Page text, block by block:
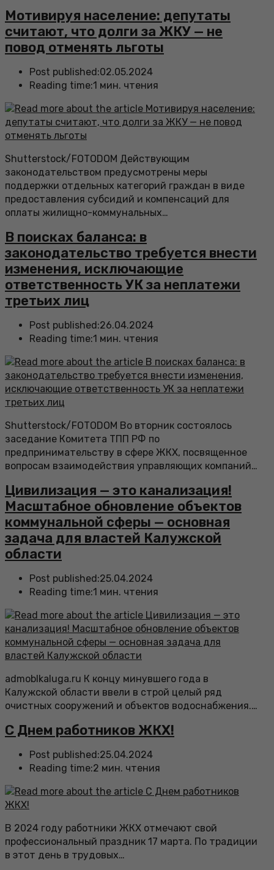
Мотивируя население: депутаты
считают, что долги за ЖКУ — не
повод отменять льготы
Post published:02.05.2024
Reading time:1 мин. чтения
Shutterstock/FOTODOM Действующим
законодательством предусмотрены меры
поддержки отдельных категорий граждан в виде
предоставления субсидий и компенсаций для
оплаты жилищно-коммунальных…
В поисках баланса: в
законодательство требуется внести
изменения, исключающие
ответственность УК за неплатежи
третьих лиц
Post published:26.04.2024
Reading time:1 мин. чтения
Shutterstock/FOTODOM Во вторник состоялось
заседание Комитета ТПП РФ по
предпринимательству в сфере ЖКХ, посвященное
вопросам взаимодействия управляющих компаний…
Цивилизация — это канализация!
Масштабное обновление объектов
коммунальной сферы — основная
задача для властей Калужской
области
Post published:25.04.2024
Reading time:1 мин. чтения
admoblkaluga.ru К концу минувшего года в
Калужской области ввели в строй целый ряд
очистных сооружений и объектов водоснабжения.…
С Днем работников ЖКХ!
Post published:25.04.2024
Reading time:2 мин. чтения
В 2024 году работники ЖКХ отмечают свой
профессиональный праздник 17 марта. По традиции
в этот день в трудовых…